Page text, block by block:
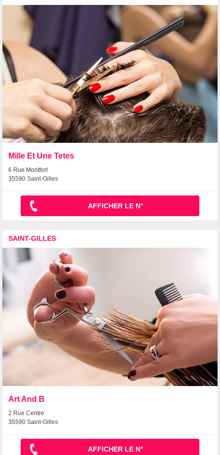
Mille Et Une Tetes
6 Rue Montfort
35590 Saint-Gilles
AFFICHER LE N°
SAINT-GILLES
Art And B
2 Rue Centre
35590 Saint-Gilles
AFFICHER LE N°